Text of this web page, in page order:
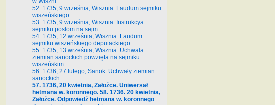
w Wiszni
52. 1735, 9 września, Wisznia. Laudum sejmiku
wiszeńskiego
53. 1735, 9 września, Wisznia. Instrukcya
sejmiku posłom na sejm
54. 1735, 12 września, Wisznia. Laudum
sejmiku wiszeńskiego deputackiego
55. 1735, 13 września, Wisznia. Uchwała
ziemian sanockich powzięta na sejmiku
wiszeńskim
56. 1736, 27 lutego, Sanok. Uchwały ziemian
sanockich
57. 1736, 20 kwietnia, Załoźce. Uniwersał
hetmana w. koronnego. 58. 1736. 20 kwietnia,
Załoźce. Odpowiedź hetmana w. koronnego